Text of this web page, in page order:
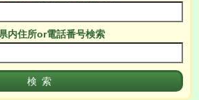
内住所or電話番号検索